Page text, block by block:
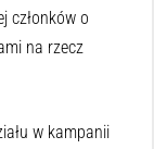
członków o
na rzecz
w kampanii